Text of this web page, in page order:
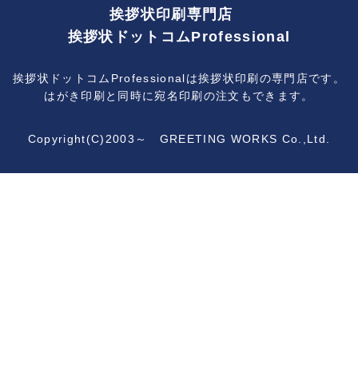
挨拶状印刷専門店
挨拶状ドットコムProfessional
挨拶状ドットコムProfessionalは挨拶状印刷の専門店です。
はがき印刷と同時に宛名印刷の注文もできます。
Copyright(C)2003～ GREETING WORKS Co.,Ltd.